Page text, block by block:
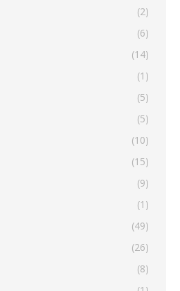
(2)
(6)
(14)
(1)
(5)
(5)
(10)
(15)
(9)
(1)
(49)
(26)
(8)